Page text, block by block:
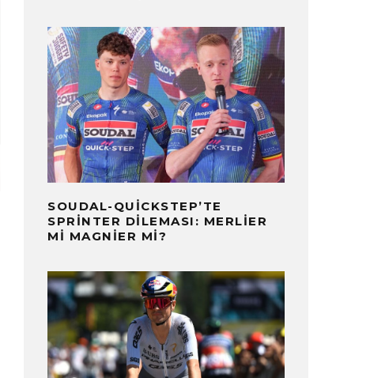
SOUDAL-QUICKSTEP’TE
SPRINTER DILEMASI: MERLIER
MI MAGNIER MI?